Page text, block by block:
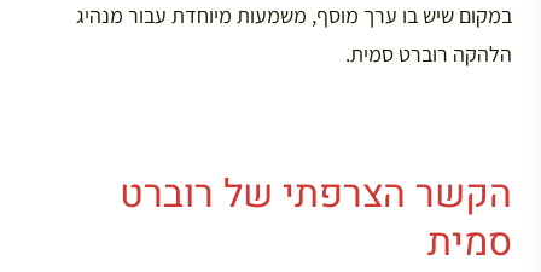
במקום שיש בו ערך מוסף, משמעות מיוחדת עבור מנהיג
הלהקה רוברט סמית.
הקשר הצרפתי של רוברט
סמית